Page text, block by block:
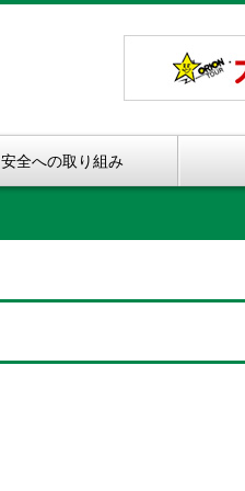
安全への取り組み